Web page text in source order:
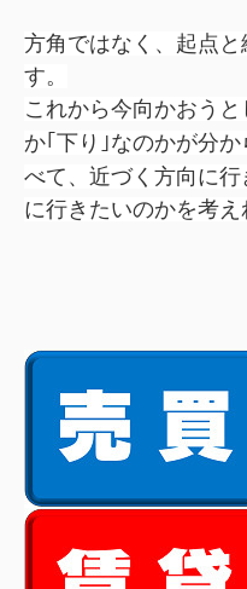
方角ではなく、起点
す。
これから今向かおう
か｢下り｣なのかが分か
べて、近づく方向に
に行きたいのかを考え